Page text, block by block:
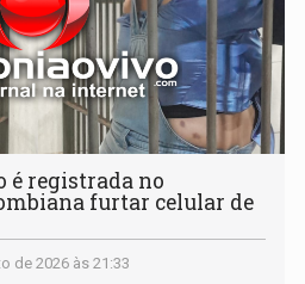
é registrada no
furtar celular de
de 2026 às 21:33